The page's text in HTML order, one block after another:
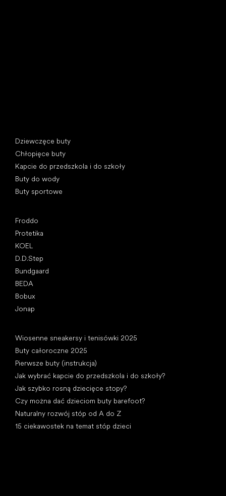
Dziewczęce buty
Chłopięce buty
Kapcie do przedszkola i do szkoły
Buty do wody
Buty sportowe
Froddo
Protetika
KOEL
D.D.Step
Bundgaard
BEDA
Bobux
Jonap
Wiosenne sneakersy i tenisówki 2025
Buty całoroczne 2025
Pierwsze buty (instrukcja)
Jak wybrać kapcie do przedszkola i do szkoły?
Jak szybko rosną dziecięce stopy?
Czy można dać dzieciom buty barefoot?
Naturalny rozwój stóp od A do Z
15 ciekawostek na temat stóp dzieci